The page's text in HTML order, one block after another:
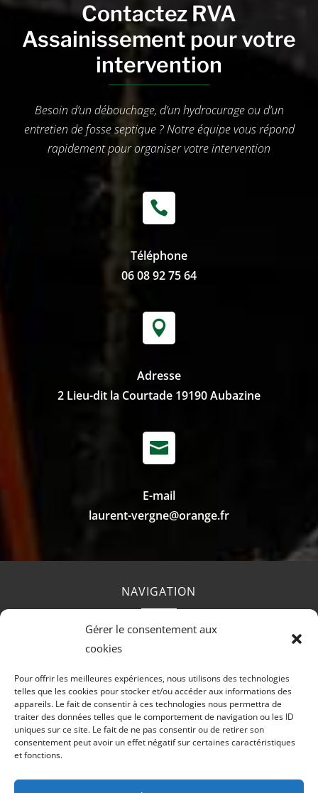
Gérer le consentement aux
cookies
Pour offrir les meilleures expériences, nous utilisons des technologies
telles que les cookies pour stocker et/ou accéder aux informations des
appareils. Le fait de consentir à ces technologies nous permettra de
traiter des données telles que le comportement de navigation ou les ID
uniques sur ce site. Le fait de ne pas consentir ou de retirer son
consentement peut avoir un effet négatif sur certaines caractéristiques
et fonctions.
Contactez RVA
Assainissement pour votre
intervention
Besoin d’un débouchage, d’un hydrocurage ou d’un
entretien de fosse septique ? Notre équipe vous répond
rapidement pour organiser votre intervention

Téléphone
06 08 92 75 64

Adresse
2 Lieu-dit la Courtade 19190 Aubazine

E-mail
laurent-vergne@orange.fr
NAVIGATION
Accueil Contact Mentions Légales
RÉALISATION